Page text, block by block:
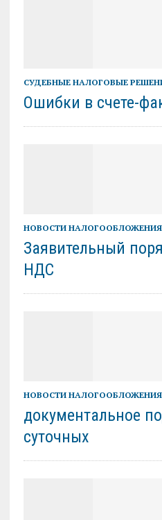
СУДЕБНЫЕ НАЛОГОВЫЕ
Ошибки в счете-
НОВОСТИ НАЛОГООБЛОЖЕНИЯ
Заявительный
НДС
НОВОСТИ НАЛОГООБЛОЖЕНИЯ
документальное
суточных